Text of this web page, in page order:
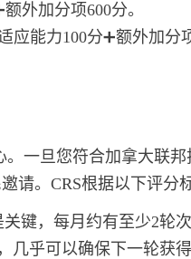
外加分项600分。
应能力100分➕额外加分
。一旦您符合加拿大
。CRS根据以下评分
键，每月约有至少2轮次
几乎可以确保下一轮获得